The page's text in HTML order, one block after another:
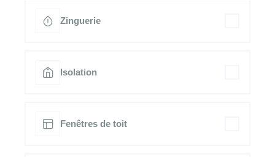
Zinguerie
Isolation
Fenêtres de toit